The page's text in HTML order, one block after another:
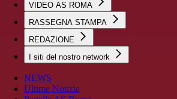
VIDEO AS ROMA
RASSEGNA STAMPA
REDAZIONE
I siti del nostro network
NEWS
Ultime Notizie